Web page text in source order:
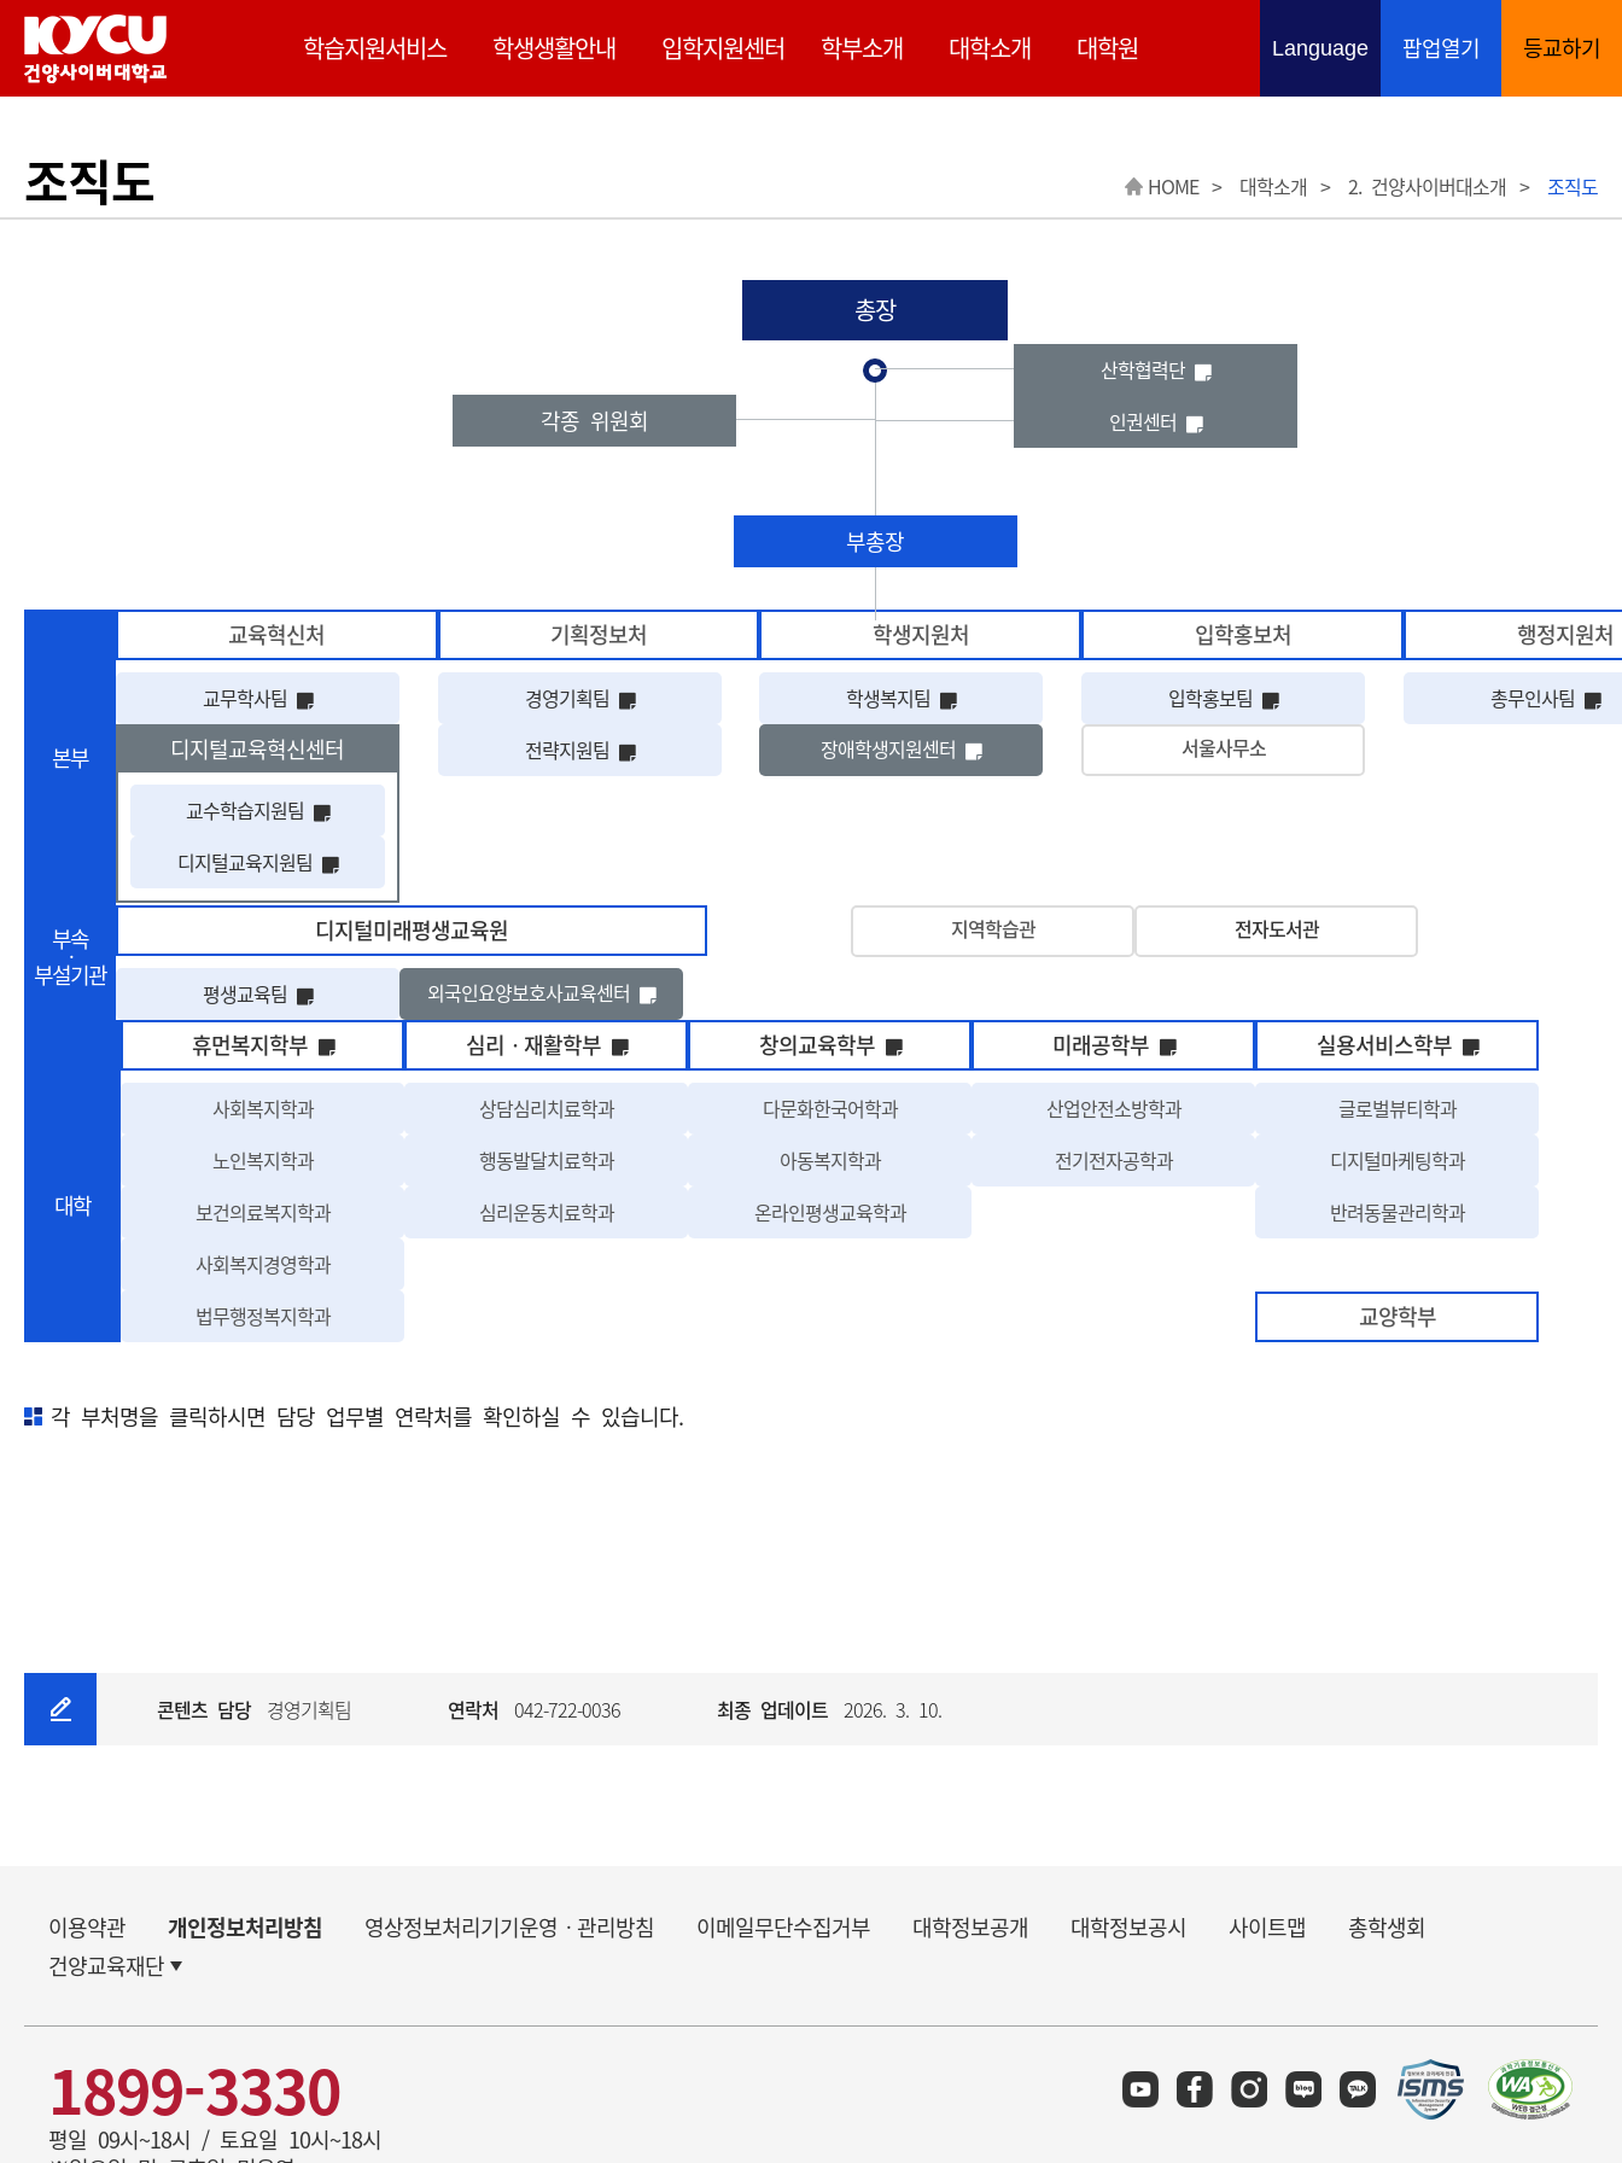
이 사이트는 Google 자동 번역을 제공합니다. 번역된 내용은 정확하지 않을 수 있습니다. Language언어 선택 열기
팝업열기 등교하기
학습지원서비스 학생생활안내 입학지원센터 학부소개 대학소개 대학원
조직도 HOME 대학소개 2. 건양사이버대소개 조직도
총장
각종 위원회
산학협력단
해당 아이콘은 상세정보 팝업 유무를 표시함
인권센터
해당 아이콘은 상세정보 팝업 유무를 표시함
부총장
본부
교육혁신처
교무학사팀 해당 아이콘은 상세정보 팝업 유무를 표시함
디지털교육혁신센터
교수학습지원팀
해당 아이콘은 상세정보 팝업 유무를 표시함
디지털교육지원팀
해당 아이콘은 상세정보 팝업 유무를 표시함
기획정보처
경영기획팀
해당 아이콘은 상세정보 팝업 유무를 표시함
전략지원팀
해당 아이콘은 상세정보 팝업 유무를 표시함
학생지원처
학생복지팀 해당 아이콘은 상세정보 팝업 유무를 표시함
장애학생지원센터 해당 아이콘은 상세정보 팝업 유무를 표시함
입학홍보처
입학홍보팀 해당 아이콘은 상세정보 팝업 유무를 표시
서울사무소
행정지원처
총무인사팀
부속
ㆍ
부설기관
디지털미래평생교육원
평생교육팀 해당 아이콘은 상세정보 팝업 유무를 표시함
외국인요양보호사교육센터 해당 아이콘은 상세정보 팝업 유무를 표시함
지역학습관 전자도서관
대학
휴먼복지학부 해당 아이콘은 상세정보 팝업 유무를 표시함
사회복지학과(사회복지학과 홈페이지 이동, 새창열림)
노인복지학과(노인복지학과 홈페이지 이동, 새창열림)
보건의료복지학과(보건의료복지학과 홈페이지 이동, 새창열림)
사회복지경영학과(사회복지경영학과 홈페이지 이동, 새창열림)
법무행정복지학과(법무행정복지학과 홈페이지 이동, 새창열림)
심리ㆍ재활학부 해당 아이콘은 상세정보 팝업 유무를 표시함
상담심리치료학과(상담심리치료학과 홈페이지 이동, 새창열림)
행동발달치료학과(행동발달치료학과 홈페이지 이동, 새창열림)
심리운동치료학과(심리운동치료학과 홈페이지 이동, 새창열림)
창의교육학부 해당 아이콘은 상세정보 팝업 유무를 표시함
다문화한국어학과(다문화한국어학과 홈페이지 이동, 새창열림)
아동복지학과(아동복지학과 홈페이지 이동, 새창열림)
온라인평생교육학과(온라인평생교육학과 홈페이지 이동, 새창열림)
미래공학부 해당 아이콘은 상세정보 팝업 유무를 표시함
산업안전소방학과(산업안전소방학과 홈페이지 이동, 새창열림)
전기전자공학과(전기전자공학과 홈페이지 이동, 새창열림)
실용서비스학부 해당 아이콘은
글로벌뷰티학과(글로벌뷰티학과 홈
디지털마케팅학과(디지털마케팅학과
반려동물관리학과(반려동물관리학과
교양학부
각 부처명을 클릭하시면 담당 업무별 연락처를 확인하실 수 있습니다.
콘텐츠 담당 경영기획팀 연락처 042-722-0036 최종 업데이트 2026. 3. 10.
이용약관 개인정보처리방침 영상정보처리기기운영ㆍ관리방침 이메일무단수집거부 대학정보공개 대학정보공시 사이트맵
총학생회
건양교육재단
1899-3330
평일 09시~18시 / 토요일 10시~18시